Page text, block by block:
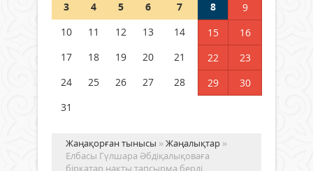
азаматтары қалай дауыс бере
3
4 5 6 7 8
9
10
11 12 13 14 15
16
17
18 19 20 21 22
23
24
25 26 27 28 29
30
31
Жаңақорған тынысы »Жаңалықтар »
Елбасы Гүлшара Әбдіқалықоваға
бірқатар нақты тапсырма берді